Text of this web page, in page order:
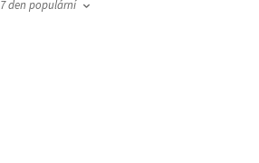
7 den populární